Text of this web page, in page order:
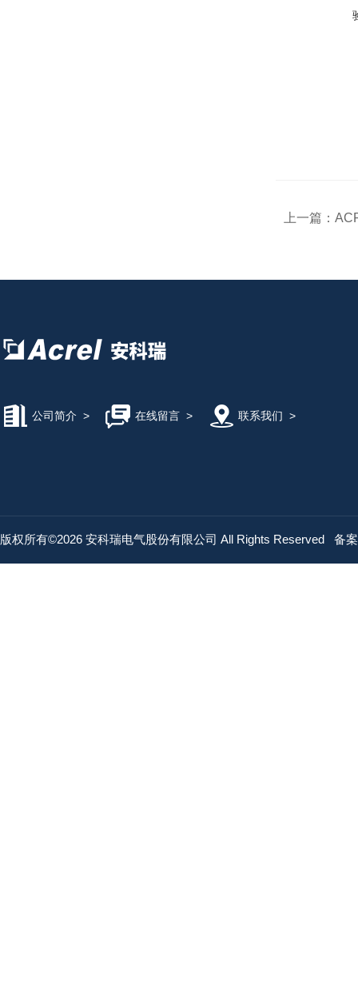
上一篇：
公司简介 > 在线留言> 联系我们 >
版权所有©2026 安科瑞电气股份有限公司 All Rights Reserved 备